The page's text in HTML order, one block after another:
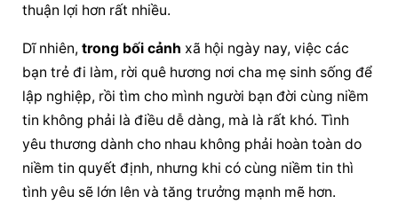
thuận lợi hơn rất nhiều.
Dĩ nhiên, trong bối cảnh xã hội ngày nay, việc các
bạn trẻ đi làm, rời quê hương nơi cha mẹ sinh sống để
lập nghiệp, rồi tìm cho mình người bạn đời cùng niềm
tin không phải là điều dễ dàng, mà là rất khó. Tình
yêu thương dành cho nhau không phải hoàn toàn do
niềm tin quyết định, nhưng khi có cùng niềm tin thì
tình yêu sẽ lớn lên và tăng trưởng mạnh mẽ hơn.